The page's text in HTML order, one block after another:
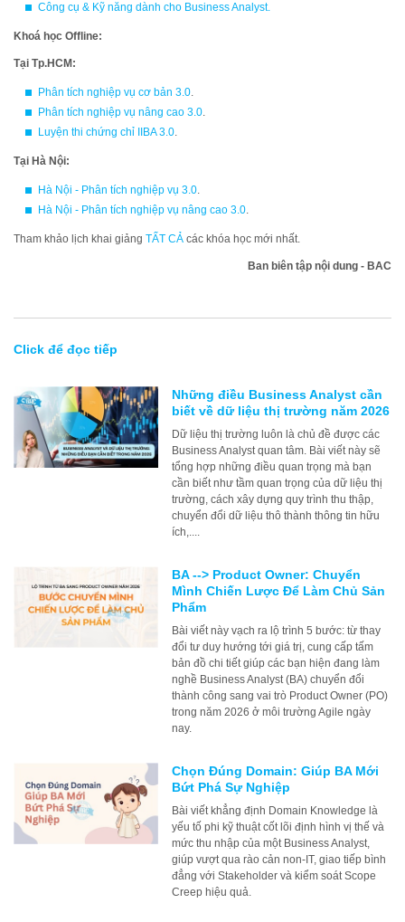
Công cụ & Kỹ năng dành cho Business Analyst.
Khoá học Offline:
Tại Tp.HCM:
Phân tích nghiệp vụ cơ bản 3.0.
Phân tích nghiệp vụ nâng cao 3.0.
Luyện thi chứng chỉ IIBA 3.0.
Tại Hà Nội:
Hà Nội - Phân tích nghiệp vụ 3.0.
Hà Nội - Phân tích nghiệp vụ nâng cao 3.0.
Tham khảo lịch khai giảng TẤT CẢ các khóa học mới nhất.
Ban biên tập nội dung - BAC
Click để đọc tiếp
Những điều Business Analyst cần
biết về dữ liệu thị trường năm 2026
Dữ liệu thị trường luôn là chủ đề được các
Business Analyst quan tâm. Bài viết này sẽ
tổng hợp những điều quan trọng mà bạn
cần biết như tầm quan trọng của dữ liệu thị
trường, cách xây dựng quy trình thu thập,
chuyển đổi dữ liệu thô thành thông tin hữu
ích,....
BA --> Product Owner: Chuyển
Mình Chiến Lược Để Làm Chủ Sản
Phẩm
Bài viết này vạch ra lộ trình 5 bước: từ thay
đổi tư duy hướng tới giá trị, cung cấp tấm
bản đồ chi tiết giúp các bạn hiện đang làm
nghề Business Analyst (BA) chuyển đổi
thành công sang vai trò Product Owner (PO)
trong năm 2026 ở môi trường Agile ngày
nay.
Chọn Đúng Domain: Giúp BA Mới
Bứt Phá Sự Nghiệp
Bài viết khẳng định Domain Knowledge là
yếu tố phi kỹ thuật cốt lõi định hình vị thế và
mức thu nhập của một Business Analyst,
giúp vượt qua rào cản non-IT, giao tiếp bình
đẳng với Stakeholder và kiểm soát Scope
Creep hiệu quả.